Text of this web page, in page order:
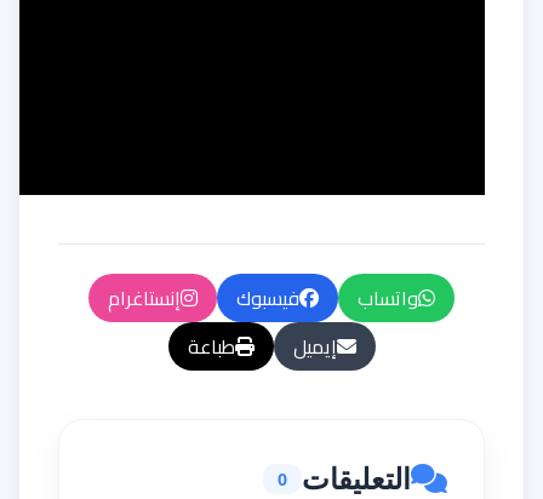
واتساب فيسبوك
إنستاغرام
إيميل
طباعة
التعليقات 0